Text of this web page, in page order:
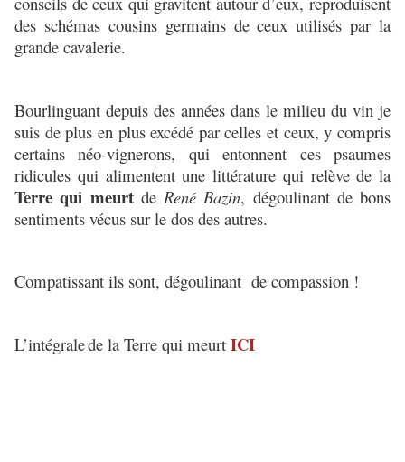
des schémas cousins germains de ceux utilisés par la
grande cavalerie.
Bourlinguant depuis des années dans le milieu du vin je
suis de plus en plus excédé par celles et ceux, y compris
certains néo-vignerons, qui entonnent ces psaumes
ridicules qui alimentent une littérature qui relève de la
Terre qui meurtde René Bazin, dégoulinant de bons
sentiments vécus sur le dos des autres.
Compatissant ils sont, dégoulinant de compassion !
L’intégralede la Terre qui meurt ICI